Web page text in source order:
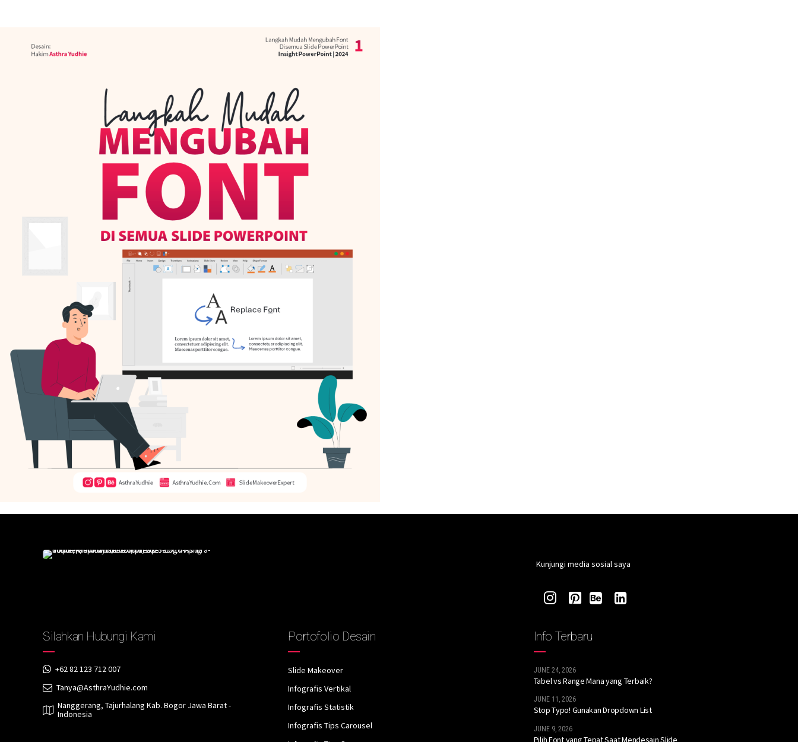
Kunjungi media sosial saya
Silahkan Hubungi Kami
+62 82 123 712 007
Tanya@AsthraYudhie.com
Nanggerang, Tajurhalang Kab. Bogor Jawa Barat -
Indonesia
Portofolio Desain
Slide Makeover
Infografis Vertikal
Infografis Statistik
Infografis Tips Carousel
Info Terbaru
JUNE 24, 2026
Tabel vs Range Mana yang Terbaik?
JUNE 11, 2026
Stop Typo! Gunakan Dropdown List
JUNE 9, 2026
Pilih Font yang Tepat Saat Mendesain Slide